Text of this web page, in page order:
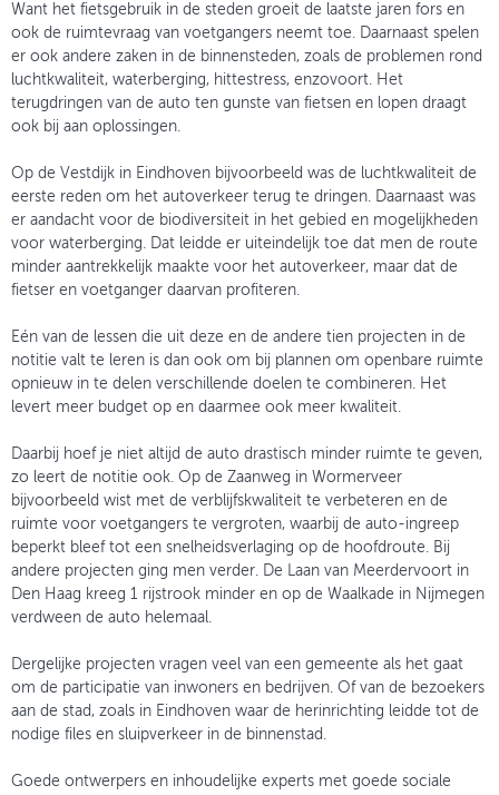
Want het fietsgebruik in de steden groeit de laatste jaren fors en
ook de ruimtevraag van voetgangers neemt toe. Daarnaast spelen
er ook andere zaken in de binnensteden, zoals de problemen rond
luchtkwaliteit, waterberging, hittestress, enzovoort. Het
terugdringen van de auto ten gunste van fietsen en lopen draagt
ook bij aan oplossingen.
Op de Vestdijk in Eindhoven bijvoorbeeld was de luchtkwaliteit de
eerste reden om het autoverkeer terug te dringen. Daarnaast was
er aandacht voor de biodiversiteit in het gebied en mogelijkheden
voor waterberging. Dat leidde er uiteindelijk toe dat men de route
minder aantrekkelijk maakte voor het autoverkeer, maar dat de
fietser en voetganger daarvan profiteren.
Eén van de lessen die uit deze en de andere tien projecten in de
notitie valt te leren is dan ook om bij plannen om openbare ruimte
opnieuw in te delen verschillende doelen te combineren. Het
levert meer budget op en daarmee ook meer kwaliteit.
Daarbij hoef je niet altijd de auto drastisch minder ruimte te geven,
zo leert de notitie ook. Op de Zaanweg in Wormerveer
bijvoorbeeld wist met de verblijfskwaliteit te verbeteren en de
ruimte voor voetgangers te vergroten, waarbij de auto-ingreep
beperkt bleef tot een snelheidsverlaging op de hoofdroute. Bij
andere projecten ging men verder. De Laan van Meerdervoort in
Den Haag kreeg 1 rijstrook minder en op de Waalkade in Nijmegen
verdween de auto helemaal.
Dergelijke projecten vragen veel van een gemeente als het gaat
om de participatie van inwoners en bedrijven. Of van de bezoekers
aan de stad, zoals in Eindhoven waar de herinrichting leidde tot de
nodige files en sluipverkeer in de binnenstad.
Goede ontwerpers en inhoudelijke experts met goede sociale